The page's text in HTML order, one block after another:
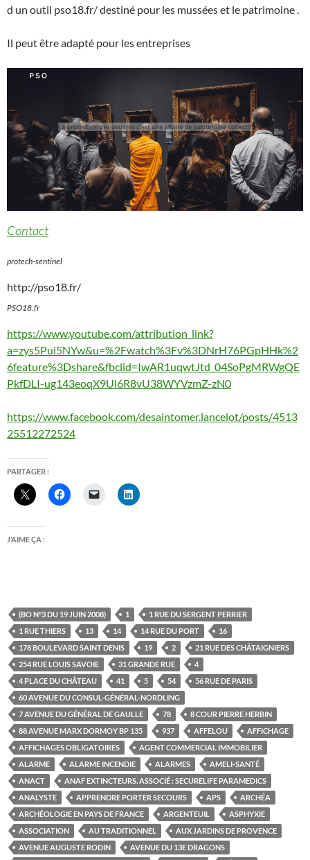
d un outil pso18.fr/ destiné pour les mussées et le patrimoine .
Il peut être adapté pour les entreprises
Contact
protech-sentinel
http://pso18.fr/
PSO18.fr
https://www.youtube.com/attribution_link?
a=zys5Pui5NYw&u=%2Fwatch%3Fv%3DNrH76PGpHHk%2
6feature%3Dshare&fbclid=IwAR1uqwtJtd_04SoPgMRWgQE
PkfDLI-ug143eoqX9Ul6R8vU38WYVzmZ-zN0
https://www.facebook.com/desaintomer.lancelot/posts/4513
25512272524
PARTAGER :
J’AIME ÇA :
(BO N°3 DU 19 JUIN 2008) 1
1 RUE DU SERGENT PERRIER
1 RUE THIERS
13 14 14 RUE DU PORT
16
178 BOULEVARD SAINT DENIS
19 2
21 RUE DES CHÂTAIGNIERS
254 RUE LOUIS SAVOIE
31 GRANDE RUE
4
4 PLACE DU CHÂTEAU
41 5 54
56 RUE DE PARIS
60 AVENUE DU CONSUL-GÉNÉRAL-NORDLING
7 AVENUE DU GÉNÉRAL DE GAULLE
78
8 COUR PIERRE HERBIN
88 AVENUE MARX DORMOY BP 135
937 AFFELOU
AFFICHAGE
AFFICHAGES OBLIGATOIRES
AGENT COMMERCIAL IMMOBILIER
ALARME
ALARME INCENDIE ALARMES
AMELI-SANTÉ
ANACT
ANAF EXTINCTEURS. ASSOCIÉ : SECURELIFE PARAMEDICS
ANALYSTE
APPRENDRE PORTER SECOURS APS
ARCHÉA
ARCHÉOLOGIE EN PAYS DE FRANCE
ARGENTEUIL
ASPHYXIE
ASSOCIATION
AU TRADITIONNEL
AUX JARDINS DE PROVENCE
AVENUE AUGUSTE RODIN
AVENUE DU 13E DRAGONS